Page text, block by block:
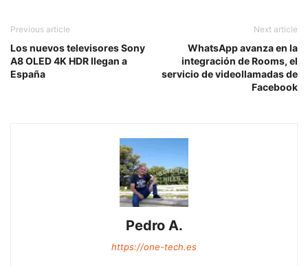
Previous article
Los nuevos televisores Sony
A8 OLED 4K HDR llegan a
España
Next article
WhatsApp avanza en la
integración de Rooms, el
servicio de videollamadas de
Facebook
Pedro A.
https://one-tech.es